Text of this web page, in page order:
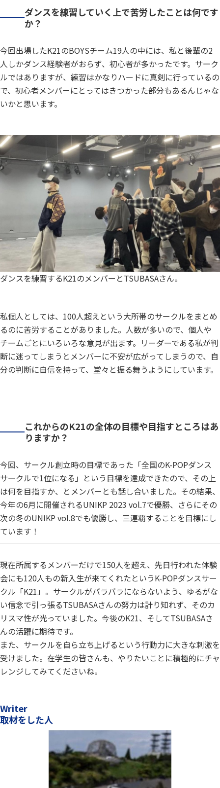
ダンスを練習していく上で苦労したことは何です
か？
今回出場したK21のBOYSチーム19人の中には、私と後輩の2
人しかダンス経験者がおらず、初心者が多かったです。サーク
ルではありますが、練習はかなりハードに真剣に行っているの
で、初心者メンバーにとってはきつかった部分もあるんじゃな
いかと思います。
ダンスを練習するK21のメンバーとTSUBASAさん。
私個人としては、100人超えという大所帯のサークルをまとめ
るのに苦労することがありました。人数が多いので、個人や
チームごとにいろいろな意見が出ます。リーダーである私が判
断に迷ってしまうとメンバーに不安が広がってしまうので、自
分の判断に自信を持って、堂々と振る舞うようにしています。
これからのK21の全体の目標や目指すところはあ
りますか？
今回、サークル創立時の目標であった「全国のK-POPダンス
サークルで1位になる」という目標を達成できたので、その上
は何を目指すか、とメンバーとも話し合いました。その結果、
今年の6月に開催されるUNIKP 2023 vol.7で優勝、さらにその
次の冬のUNIKP vol.8でも優勝し、三連覇することを目標にし
ています！
現在所属するメンバーだけで150人を超え、先日行われた体験
会にも120人もの新入生が来てくれたというK-POPダンスサー
クル「K21」。サークルがバラバラにならないよう、ゆるがな
い信念で引っ張るTSUBASAさんの努力は計り知れず、そのカ
リスマ性が光っていました。今後のK21、そしてTSUBASAさ
んの活躍に期待です。
また、サークルを自ら立ち上げるという行動力に大きな刺激を
受けました。在学生の皆さんも、やりたいことに積極的にチャ
レンジしてみてくださいね。
Writer
取材をした人